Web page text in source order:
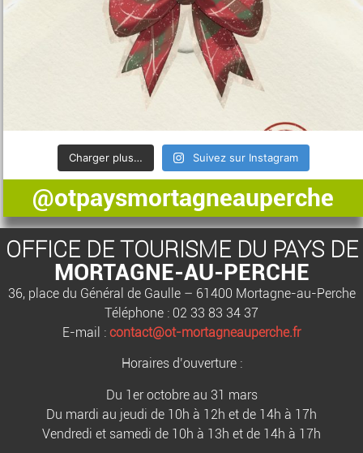
Charger plus… Suivez sur Instagram
@otpaysmortagneauperche
OFFICE DE TOURISME DU PAYS DE
MORTAGNE-AU-PERCHE
36, place du Général de Gaulle – 61400 Mortagne-au-Perche
Téléphone : 02 33 83 34 37
E-mail : contact@ot-mortagneauperche.fr
Horaires d’ouverture :
Du 1er octobre au 31 mars
Du mardi au jeudi de 10h à 12h et de 14h à 17h
Vendredi et samedi de 10h à 13h et de 14h à 17h